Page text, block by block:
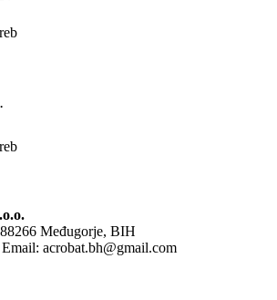
Međugorje, BIH
acrobat.bh@gmail.com